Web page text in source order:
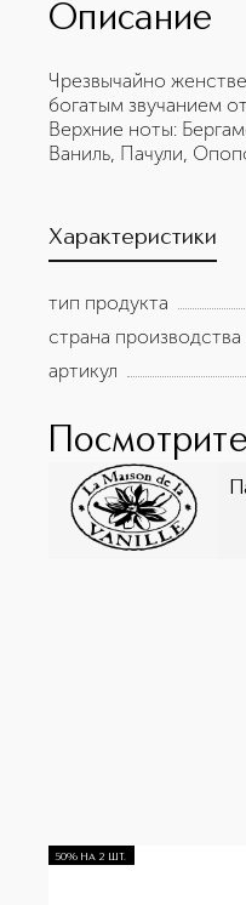
Описание
Чрезвычайно
богатым звучанием
Верхние ноты:
Ваниль, Пачули,
Характеристики
тип продукта
страна производства
артикул
50% НА 2 ШТ.